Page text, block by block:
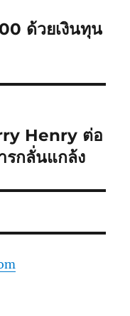
ด้วยเงินทุน
Henry ต่อ
รกลั่นแกล้ง